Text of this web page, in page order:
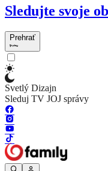
Sledujte svoje
Prehrať
Svetlý Dizajn
Sleduj TV JOJ správy